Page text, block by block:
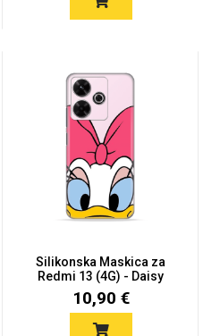
Silikonska Maskica za
Redmi 13 (4G) - Daisy
10,90 €
Apstraktni motivi
Dječji motivi